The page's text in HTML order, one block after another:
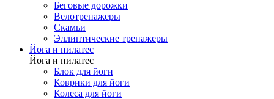
Беговые дорожки
Велотренажеры
Скамьи
Эллиптические тренажеры
Йога и пилатес
Йога и пилатес
Блок для йоги
Коврики для йоги
Колеса для йоги